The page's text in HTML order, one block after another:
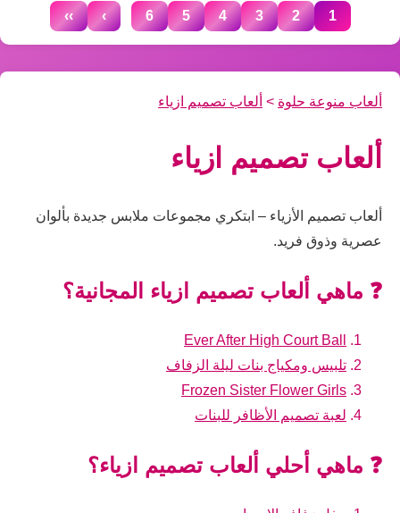
1
2
3
4
5
6
...
›
››
ألعاب منوعة حلوة > ألعاب تصميم ازياء
ألعاب تصميم ازياء
ألعاب تصميم الأزياء – ابتكري مجموعات ملابس جديدة بألوان
عصرية وذوق فريد.
❓ ماهي ألعاب تصميم ازياء المجانية؟
Ever After High Court Ball
تلبيس ومكياج بنات ليلة الزفاف
Frozen Sister Flower Girls
لعبة تصميم الأظافر للبنات
❓ ماهي أحلي ألعاب تصميم ازياء؟